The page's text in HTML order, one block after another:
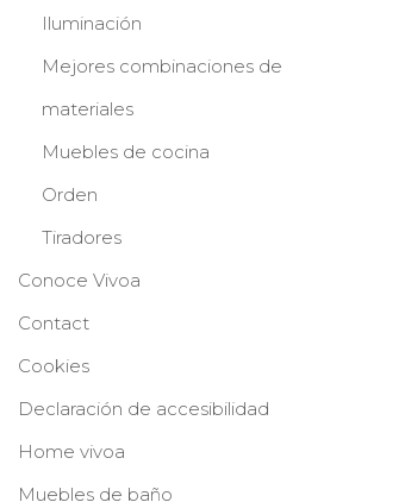
Iluminación
Mejores combinaciones de
materiales
Muebles de cocina
Orden
Tiradores
Conoce Vivoa
Contact
Cookies
Declaración de accesibilidad
Home vivoa
Muebles de baño